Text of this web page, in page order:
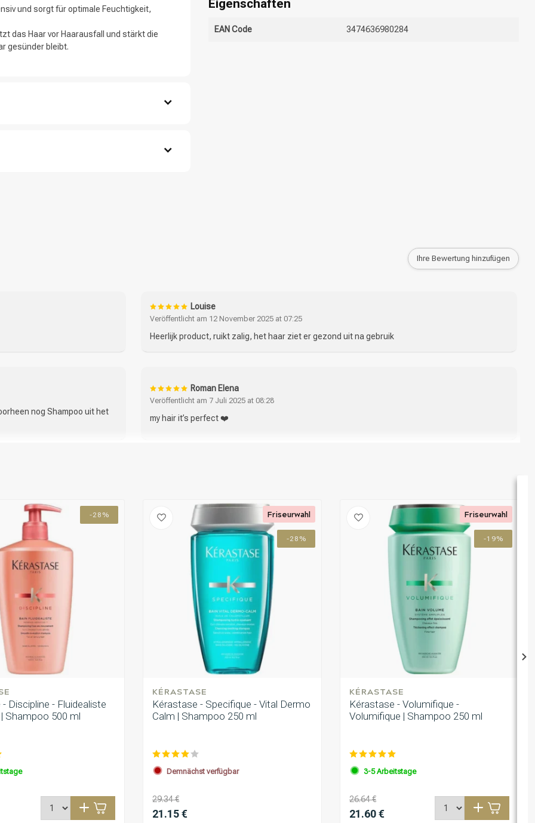
suchst du?
Friseurwahl
und sorgt für optimale Feuchtigkeit,
das Haar vor Haarausfall und stärkt die
gesünder bleibt.
auf.
ein.
Linoleate, Boron Nitride, Benzyl
Geraniol, Glyceryl Oleate, Citronellol,
/ Fragrance.
Eigenschaften
EAN Code 3474636980284
Ihre Bewertung hinzufügen
Louise
Veröffentlicht am 12 November 2025 at 07:25
Heerlijk product, ruikt zalig, het haar ziet er gezond uit na gebruik
nog Shampoo uit het
Roman Elena
Veröffentlicht am 7 Juli 2025 at 08:28
my hair it’s perfect ❤️
-28%
Discipline - Fluidealiste
Shampoo 500 ml
-28%
KÉRASTASE
Kérastase - Specifique - Vital Dermo
Calm | Shampoo 250 ml
Demnächst verfügbar
29.34 €
21.15 €
Friseurwahl
-19%
KÉRASTASE
Kérastase - Volumifique -
Volumifique | Shampoo 250 ml
3-5 Arbeitstage
26.64 €
21.60 €
Friseurwahl